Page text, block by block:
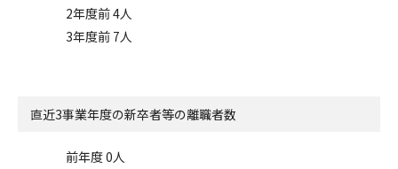
2年度前 4人
3年度前 7人
直近3事業年度の新卒者等の離職者数
前年度 0人